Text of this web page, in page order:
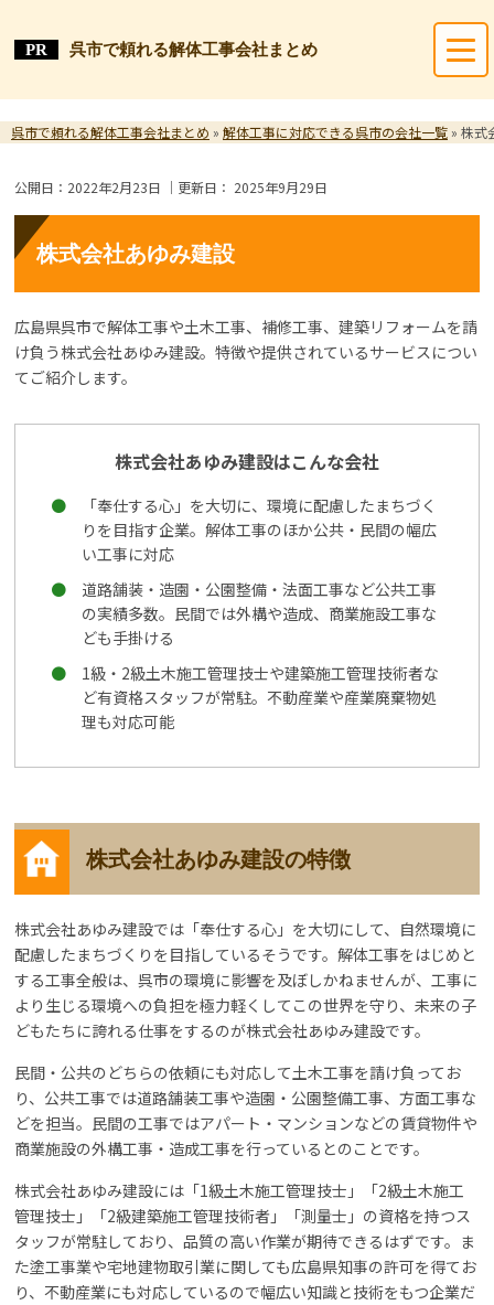
呉市で頼れる解体工事会社まとめ
呉市で頼れる解体工事会社まとめ » 解体工事に対応できる呉市の会社一覧 » 株式
公開日： 2022年2月23日 ｜更新日： 2025年9月29日
株式会社あゆみ建設
広島県呉市で解体工事や土木工事、補修工事、建築リフォームを請
け負う株式会社あゆみ建設。特徴や提供されているサービスについ
てご紹介します。
株式会社あゆみ建設はこんな会社
「奉仕する心」を大切に、環境に配慮したまちづく
りを目指す企業。解体工事のほか公共・民間の幅広
い工事に対応
道路舗装・造園・公園整備・法面工事など公共工事
の実績多数。民間では外構や造成、商業施設工事な
ども手掛ける
1級・2級土木施工管理技士や建築施工管理技術者な
ど有資格スタッフが常駐。不動産業や産業廃棄物処
理も対応可能
株式会社あゆみ建設の特徴
株式会社あゆみ建設では「奉仕する心」を大切にして、自然環境に
配慮したまちづくりを目指しているそうです。解体工事をはじめと
する工事全般は、呉市の環境に影響を及ぼしかねませんが、工事に
より生じる環境への負担を極力軽くしてこの世界を守り、未来の子
どもたちに誇れる仕事をするのが株式会社あゆみ建設です。
民間・公共のどちらの依頼にも対応して土木工事を請け負ってお
り、公共工事では道路舗装工事や造園・公園整備工事、方面工事な
どを担当。民間の工事ではアパート・マンションなどの賃貸物件や
商業施設の外構工事・造成工事を行っているとのことです。
株式会社あゆみ建設には「1級土木施工管理技士」「2級土木施工
管理技士」「2級建築施工管理技術者」「測量士」の資格を持つス
タッフが常駐しており、品質の高い作業が期待できるはずです。ま
た塗工事業や宅地建物取引業に関しても広島県知事の許可を得てお
り、不動産業にも対応しているので幅広い知識と技術をもつ企業だ